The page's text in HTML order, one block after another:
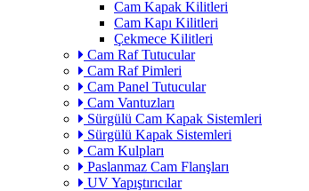
Cam Kapak Kilitleri
Cam Kapı Kilitleri
Çekmece Kilitleri
Cam Raf Tutucular
Cam Raf Pimleri
Cam Panel Tutucular
Cam Vantuzları
Sürgülü Cam Kapak Sistemleri
Sürgülü Kapak Sistemleri
Cam Kulpları
Paslanmaz Cam Flanşları
UV Yapıştırıcılar